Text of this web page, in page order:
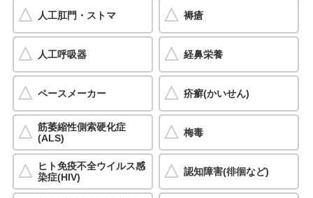
人工肛門・ストマ 褥瘡
人工呼吸器 経鼻栄養
ペースメーカー 疥癬(かいせん)
筋萎縮性側索硬化症
(ALS)
梅毒
ヒト免疫不全ウイルス感
染症(HIV)
認知障害(徘徊など)